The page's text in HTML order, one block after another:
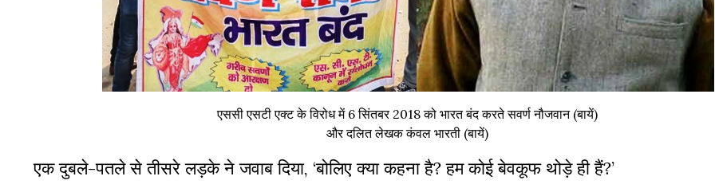
एससी एसटी एक्ट के विरोध में 6 सिंतबर 2018 को भारत बंद करते सवर्ण नौजवान (बायें)
और दलित लेखक कंवल भारती (बायें)
एक दुबले-पतले से तीसरे लड़के ने जवाब दिया, ‘बोलिए क्या कहना है?हम कोई बेवकूफ थोड़े ही हैं?’